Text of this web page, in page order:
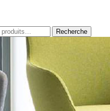
Recherche